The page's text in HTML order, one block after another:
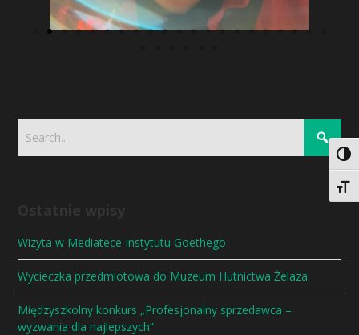
Wizyta w Mediatece Instytutu Goethego
Wycieczka przedmiotowa do Muzeum Hutnictwa Żelaza
Międzyszkolny konkurs „Profesjonalny sprzedawca –
wyzwania dla najlepszych”